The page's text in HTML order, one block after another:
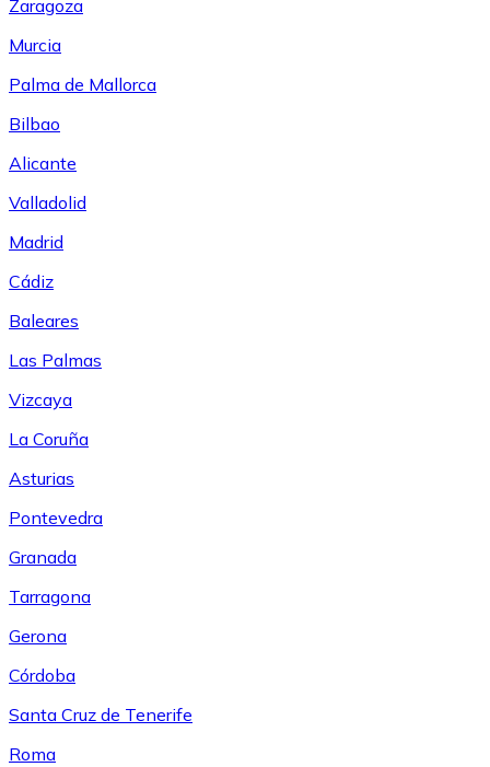
Zaragoza
Murcia
Palma de Mallorca
Bilbao
Alicante
Valladolid
Madrid
Cádiz
Baleares
Las Palmas
Vizcaya
La Coruña
Asturias
Pontevedra
Granada
Tarragona
Gerona
Córdoba
Santa Cruz de Tenerife
Roma